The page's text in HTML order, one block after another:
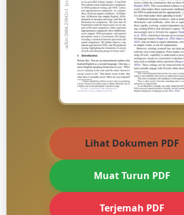
Lihat Dokumen PDF
Muat Turun PDF
Terjemah PDF